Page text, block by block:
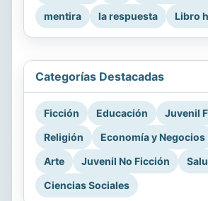
mentira
la respuesta Libro
Categorías Destacadas
Ficción Educación
Juvenil
Religión
Economía y Negocios
Arte
Juvenil No Ficción
Ciencias Sociales